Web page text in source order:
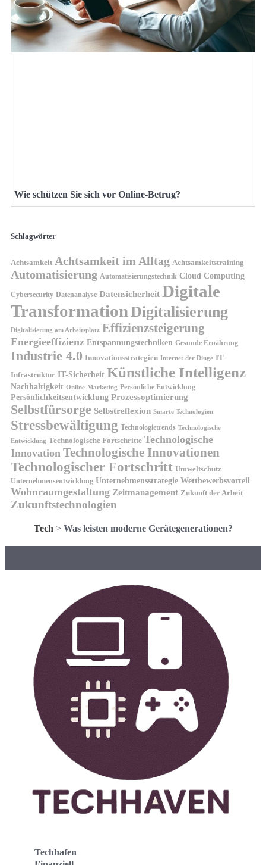
Wie schützen Sie sich vor Online-Betrug?
Schlagwörter
Achtsamkeit Achtsamkeit im Alltag Achtsamkeitstraining
Automatisierung Automatisierungstechnik Cloud Computing
Cybersecurity Datenanalyse Datensicherheit Digitale
TransformationDigitalisierung
Digitalisierung am Arbeitsplatz Effizienzsteigerung
Energieeffizienz Entspannungstechniken Gesunde Ernährung
Industrie 4.0 Innovationsstrategien Internet der Dinge IT-
Infrastruktur IT-Sicherheit Künstliche Intelligenz
Nachhaltigkeit Online-Marketing Persönliche Entwicklung
Persönlichkeitsentwicklung Prozessoptimierung
Selbstfürsorge Selbstreflexion Smarte Technologien
Stressbewältigung Technologietrends Technologische
Entwicklung Technologische Fortschritte Technologische
Innovation Technologische Innovationen
Technologischer Fortschritt Umweltschutz
Unternehmensentwicklung Unternehmensstrategie Wettbewerbsvorteil
Wohnraumgestaltung Zeitmanagement Zukunft der Arbeit
Zukunftstechnologien
Tech > Was leisten moderne Gerätegenerationen?
Techhafen